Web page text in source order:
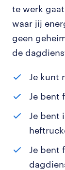
te werk
waar jij
geen
de
Je kunt
Je bent
Je bent
Je bent